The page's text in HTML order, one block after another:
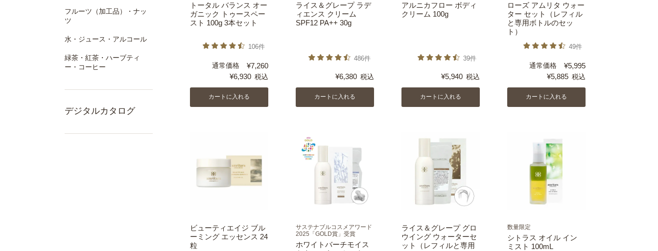
フルーツ（加工品）・ナッ
ツ
水・ジュース・アルコール
緑茶・紅茶・ハーブティ
ー・コーヒー
デジタルカタログ
トータル バランス オー
ガニック トゥースペー
スト 100g 3本セット
106件
通常価格 ¥7,260
¥6,930 税込
カートに入れる
ライス＆グレープ ラデ
ィエンス クリーム
SPF12 PA++ 30g
486件
¥6,380 税込
カートに入れる
アルニカフロー ボディ
クリーム 100g
39件
¥5,940 税込
カートに入れる
ローズ アムリタ ウォー
ター セット（レフィル
と専用ボトルのセッ
ト）
49件
通常価格 ¥5,995
¥5,885 税込
カートに入れる
ビューティエイジ ブル
ーミング エッセンス 24
粒
サステナブルコスメアワード
2025「GOLD賞」受賞
ホワイトバーチモイス
ライス＆グレープ グロ
ウイング ウォーターセ
ット（レフィルと専用
数量限定
シトラス オイル イン
ミスト 100mL